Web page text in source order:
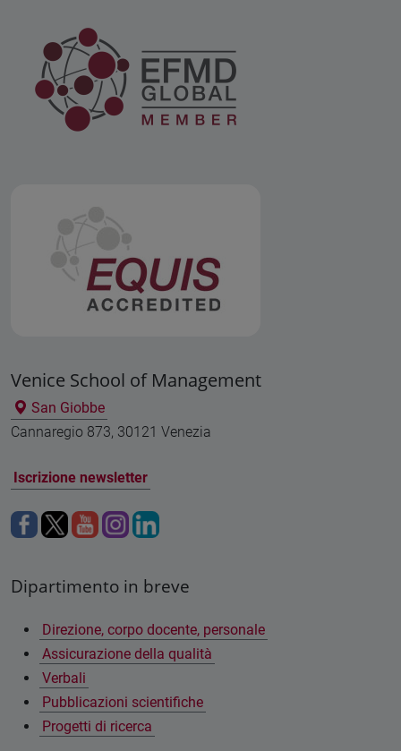
Venice School of Management
San Giobbe
Cannaregio 873, 30121 Venezia
Iscrizione newsletter
Dipartimento in breve
Direzione, corpo docente, personale
Assicurazione della qualità
Verbali
Pubblicazioni scientifiche
Progetti di ricerca